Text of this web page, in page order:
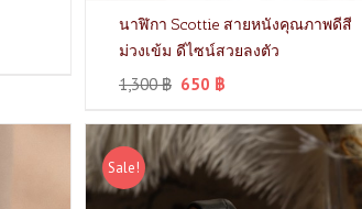
นาฬิกา Scottie สายหนังคุณภาพดีสี
ม่วงเข้ม ดีไซน์สวยลงตัว
1,300฿ 650 ฿
Sale!